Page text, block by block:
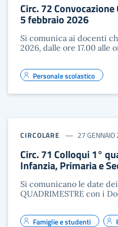
Circ. 72
5 febbraio 2026
Si comunica ai docenti
2026, dalle ore 17.00 alle
Personale scolastico
CIRCOLARE 27
Circ. 71 Colloqui 1°
Infanzia, Primaria e
Si comunicano le date
QUADRIMESTRE con i
Famiglie e studenti